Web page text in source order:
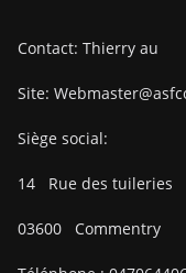
Contact: Thierry
Site:
Siège social:
14 Rue des tuileries
03600 Commentry